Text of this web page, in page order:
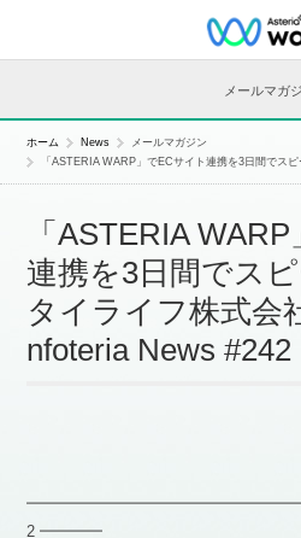
メールマガ
ホーム News
メールマガジン
「ASTERIA WARP」でECサイト連携を3日間でス
「ASTERIA
連携を3日間でス
タイライフ株式会
nfoteria News #242
2 ━━━━